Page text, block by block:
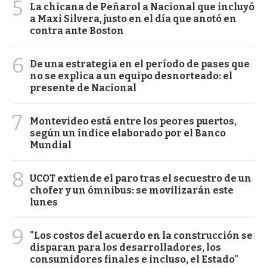
5
La chicana de Peñarol a Nacional que incluyó
a Maxi Silvera, justo en el día que anotó en
contra ante Boston
6
De una estrategia en el período de pases que
no se explica a un equipo desnorteado: el
presente de Nacional
7
Montevideo está entre los peores puertos,
según un índice elaborado por el Banco
Mundial
8 UCOT extiende el paro tras el secuestro de un
chofer y un ómnibus: se movilizarán este
lunes
9
"Los costos del acuerdo en la construcción se
disparan para los desarrolladores, los
consumidores finales e incluso, el Estado"